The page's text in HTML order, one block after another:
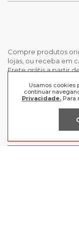
Usamos cookies
continuar
Privacidade. Para
Compre produtos
lojas, ou receba em
Frete grátis a partir
Trabalhe